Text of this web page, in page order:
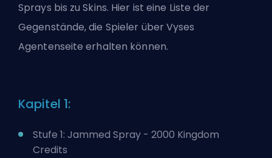
Sprays bis zu Skins. Hier ist eine Liste der
Gegenstände, die Spieler über Vyses
Agentenseite erhalten können.
Kapitel 1:
Stufe 1: Jammed Spray - 2000 Kingdom
Credits